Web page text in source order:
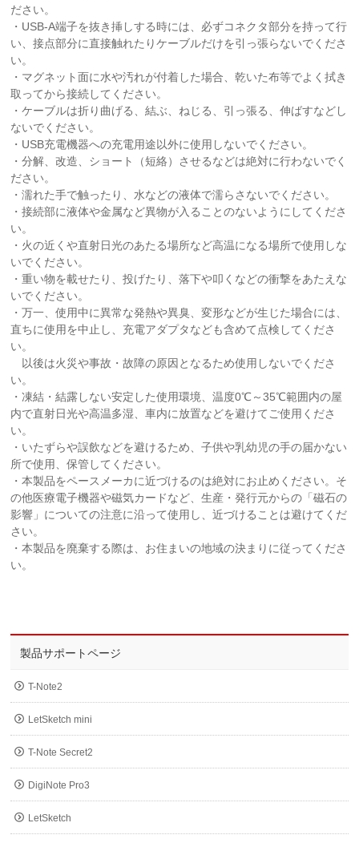
ださい。
・USB-A端子を抜き挿しする時には、必ずコネクタ部分を持って行
い、接点部分に直接触れたりケーブルだけを引っ張らないでくださ
い。
・マグネット面に水や汚れが付着した場合、乾いた布等でよく拭き
取ってから接続してください。
・ケーブルは折り曲げる、結ぶ、ねじる、引っ張る、伸ばすなどし
ないでください。
・USB充電機器への充電用途以外に使用しないでください。
・分解、改造、ショート（短絡）させるなどは絶対に行わないでく
ださい。
・濡れた手で触ったり、水などの液体で濡らさないでください。
・接続部に液体や金属など異物が入ることのないようにしてくださ
い。
・火の近くや直射日光のあたる場所など高温になる場所で使用しな
いでください。
・重い物を載せたり、投げたり、落下や叩くなどの衝撃をあたえな
いでください。
・万一、使用中に異常な発熱や異臭、変形などが生じた場合には、
直ちに使用を中止し、充電アダプタなども含めて点検してくださ
い。
以後は火災や事故・故障の原因となるため使用しないでくださ
い。
・凍結・結露しない安定した使用環境、温度0℃～35℃範囲内の屋
内で直射日光や高温多湿、車内に放置などを避けてご使用くださ
い。
・いたずらや誤飲などを避けるため、子供や乳幼児の手の届かない
所で使用、保管してください。
・本製品をペースメーカに近づけるのは絶対にお止めください。そ
の他医療電子機器や磁気カードなど、生産・発行元からの「磁石の
影響」についての注意に沿って使用し、近づけることは避けてくだ
さい。
・本製品を廃棄する際は、お住まいの地域の決まりに従ってくださ
い。
製品サポートページ
T-Note2
LetSketch mini
T-Note Secret2
DigiNote Pro3
LetSketch